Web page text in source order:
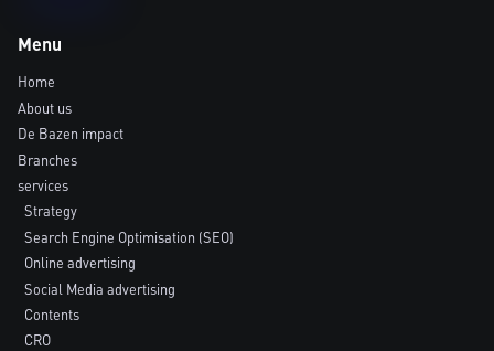
Menu
Home
About us
De Bazen impact
Branches
services
Strategy
Search Engine Optimisation (SEO)
Online advertising
Social Media advertising
Contents
CRO